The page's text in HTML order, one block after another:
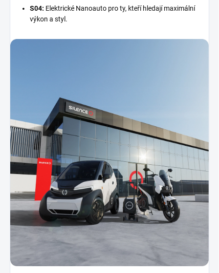
S04: Elektrické Nanoauto pro ty, kteří hledají maximální
výkon a styl.